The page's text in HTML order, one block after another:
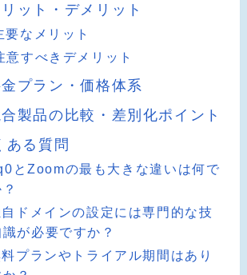
ット・デメリット
要なメリット
すべきデメリット
プラン・価格体系
製品の比較・差別化ポイント
ある質問
とZoomの最も大きな違いは何で
自ドメインの設定には専門的な技
が必要ですか？
料プランやトライアル期間はあり